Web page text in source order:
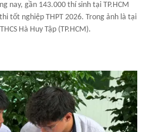
nay, gần 143.000 thí sinh tại TP.HCM
tốt nghiệp THPT 2026. Trong ảnh là tại
Hà Huy Tập (TP.HCM).